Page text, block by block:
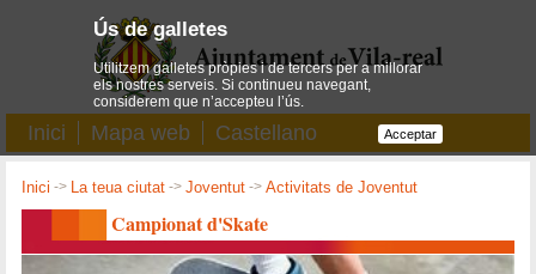
Inici Mapa web Castellano
Inici -> La teua ciutat ->Joventut ->Activitats de Joventut
Campionat d'Skate
Ús de galletes
Utilitzem galletes pròpies i de tercers per a millorar
els nostres serveis. Si continueu navegant,
considerem que n’accepteu l’ús.
Acceptar